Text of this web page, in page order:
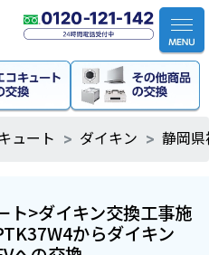
ュート ダイキン 静岡
ト>ダイキン交換工事施
からダイキン